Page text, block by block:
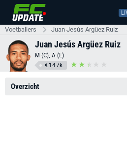
Voetballers Juan Jesús Argüez Ruiz
Juan Jesús Argüez Ruiz
M (C), A (L)
€147k
Overzicht